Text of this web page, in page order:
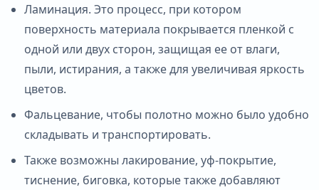
Ламинация. Это процесс, при котором
поверхность материала покрывается пленкой с
одной или двух сторон, защищая ее от влаги,
пыли, истирания, а также для увеличивая яркость
цветов.
Фальцевание, чтобы полотно можно было удобно
складывать и транспортировать.
Также возможны лакирование, уф-покрытие,
тиснение, биговка, которые также добавляют